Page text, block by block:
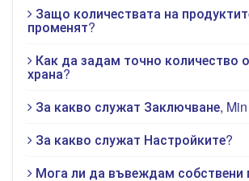
Защо количествата на
променят?
Как да задам точно количество
храна?
За какво служат Заключване, Min
За какво служат Настройките?
Мога ли да въвеждам собствени